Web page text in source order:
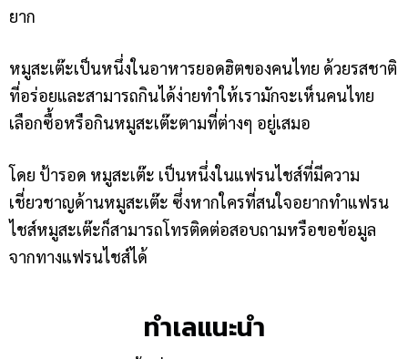
ยาก
หมูสะเต๊ะเป็นหนึ่งในอาหารยอดฮิตของคนไทย ด้วยรสชาติ
ที่อร่อยและสามารถกินได้ง่ายทำให้เรามักจะเห็นคนไทย
เลือกซื้อหรือกินหมูสะเต๊ะตามที่ต่างๆ อยู่เสมอ
โดย ป้ารอด หมูสะเต๊ะ เป็นหนึ่งในแฟรนไชส์ที่มีความ
เชี่ยวชาญด้านหมูสะเต๊ะ ซึ่งหากใครที่สนใจอยากทำแฟรน
ไชส์หมูสะเต๊ะก็สามารถโทรติดต่อสอบถามหรือขอข้อมูล
จากทางแฟรนไชส์ได้
ทำเลแนะนำ